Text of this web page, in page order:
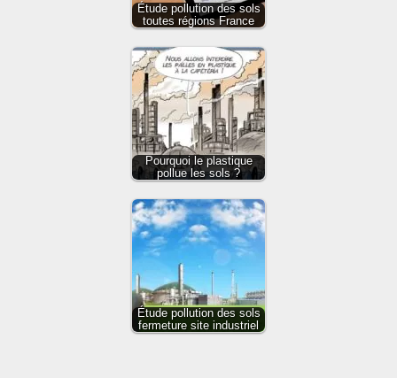
Étude pollution des sols
toutes régions France
Pourquoi le plastique
pollue les sols ?
Étude pollution des sols
fermeture site industriel